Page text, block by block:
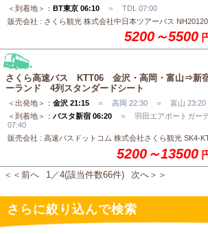
＜到着地＞： BT東京 06:10 ＝ TDL 07:00
販売会社 : さくら観光 株式会社中日本ツアーバス
5200～5500
さくら高速バス KTT06 金沢・高岡・富山⇒新
ーランド 4列スタンダードシート
＜出発地＞： 金沢 21:15 ＝ 高岡 22:30 ＝ 富山 23:20
＜到着地＞： バスタ新宿 06:20 ＝ 羽田エアポートガー
07:40
販売会社 : 高速バスドットコム 株式会社さくら観光 SK4-
5200～13500
＜＜前へ 1／4(該当件数66件) 次へ＞＞
さらに絞り込んで検索